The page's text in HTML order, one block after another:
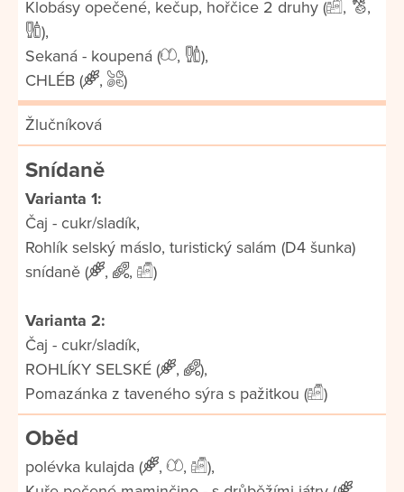
Klobásy opečené, kečup, hořčice 2 druhy ( ,
,
),
Sekaná - koupená (
,
),
CHLÉB (
, )
Žlučníková
Snídaně
Varianta 1:
Čaj - cukr/sladík,
Rohlík selský máslo, turistický salám (D4 šunka)
snídaně (
, , )
Varianta 2:
Čaj - cukr/sladík,
ROHLÍKY SELSKÉ (
,
),
Pomazánka z taveného sýra s pažitkou (
)
Oběd
polévka kulajda ( , ,
),